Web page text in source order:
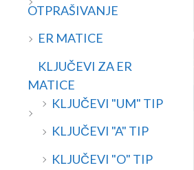
OTPRAŠIVANJE
ER MATICE
KLJUČEVI ZA ER
MATICE
KLJUČEVI "UM" TIP
KLJUČEVI "A" TIP
KLJUČEVI "O" TIP